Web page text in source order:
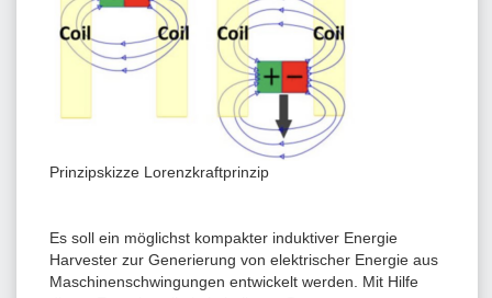
Prinzipskizze Lorenzkraftprinzip
Es soll ein möglichst kompakter induktiver Energie
Harvester zur Generierung von elektrischer Energie aus
Maschinenschwingungen entwickelt werden. Mit Hilfe